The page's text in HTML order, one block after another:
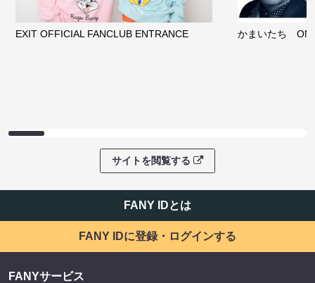
EXIT OFFICIAL FANCLUB ENTRANCE かまいたち
サイトを閲覧する
FANY IDとは
FANY IDに登録・ログインする
FANYサービス